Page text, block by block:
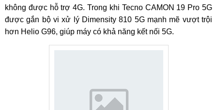
không được hỗ trợ 4G. Trong khi Tecno CAMON 19 Pro 5G
được gắn bộ vi xử lý Dimensity 810 5G mạnh mẽ vượt trội
hơn Helio G96, giúp máy có khả năng kết nối 5G.